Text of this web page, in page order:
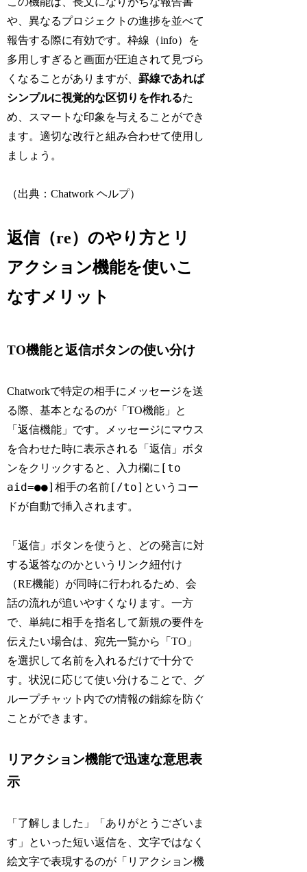
や、異なるプロジェクトの進捗を並べて
報告する際に有効です。枠線（info）を
多用しすぎると画面が圧迫されて見づら
くなることがありますが、罫線であれば
シンプルに視覚的な区切りを作れるた
め、スマートな印象を与えることができ
ます。適切な改行と組み合わせて使用し
ましょう。
（出典：Chatwork ヘルプ）
返信（re）のやり方とリ
アクション機能を使いこ
なすメリット
TO機能と返信ボタンの使い分け
Chatworkで特定の相手にメッセージを送
る際、基本となるのが「TO機能」と
「返信機能」です。メッセージにマウス
を合わせた時に表示される「返信」ボタ
ンをクリックすると、入力欄に [to
aid=●●]相手の名前[/to] というコー
ドが自動で挿入されます。
「返信」ボタンを使うと、どの発言に対
する返答なのかというリンク紐付け
（RE機能）が同時に行われるため、会
話の流れが追いやすくなります。一方
で、単純に相手を指名して新規の要件を
伝えたい場合は、宛先一覧から「TO」
を選択して名前を入れるだけで十分で
す。状況に応じて使い分けることで、グ
ループチャット内での情報の錯綜を防ぐ
ことができます。
リアクション機能で迅速な意思表
示
「了解しました」「ありがとうございま
す」といった短い返信を、文字ではなく
絵文字で表現するのが「リアクション機